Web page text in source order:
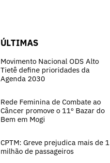
ÚLTIMAS
Movimento Nacional ODS Alto
Tietê define prioridades da
Agenda 2030
Rede Feminina de Combate ao
Câncer promove o 11º Bazar do
Bem em Mogi
CPTM: Greve prejudica mais de 1
milhão de passageiros